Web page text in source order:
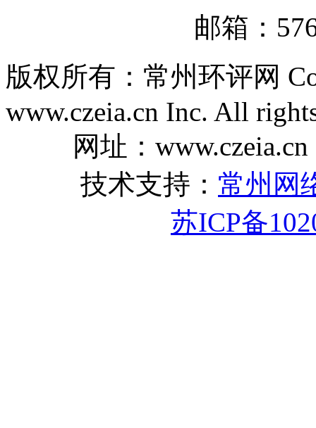
邮箱：
版权所有：常州环评网
www.czeia.cn Inc. All
网址：
技术支持： 常州网
苏ICP备